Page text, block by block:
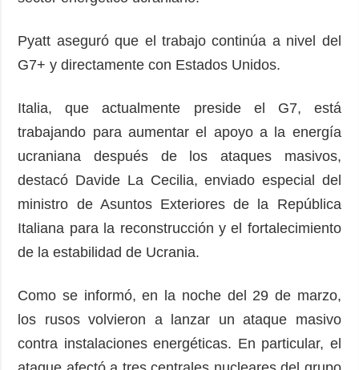
Pyatt aseguró que el trabajo continúa a nivel del
G7+ y directamente con Estados Unidos.
Italia, que actualmente preside el G7, está
trabajando para aumentar el apoyo a la energía
ucraniana después de los ataques masivos,
destacó Davide La Cecilia, enviado especial del
ministro de Asuntos Exteriores de la República
Italiana para la reconstrucción y el fortalecimiento
de la estabilidad de Ucrania.
Como se informó, en la noche del 29 de marzo,
los rusos volvieron a lanzar un ataque masivo
contra instalaciones energéticas. En particular, el